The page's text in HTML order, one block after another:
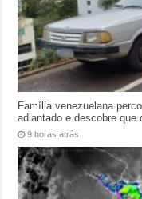
Família venezuelana
adiantado e descobre que
9 horas atrás